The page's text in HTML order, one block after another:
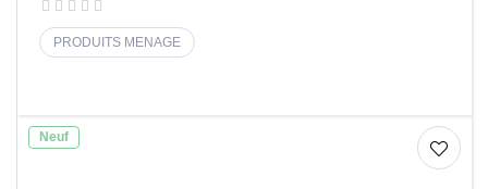
PRODUITS MENAGE
Neuf